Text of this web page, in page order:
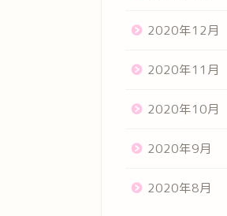
2020年12月
2020年11月
2020年10月
2020年9月
2020年8月